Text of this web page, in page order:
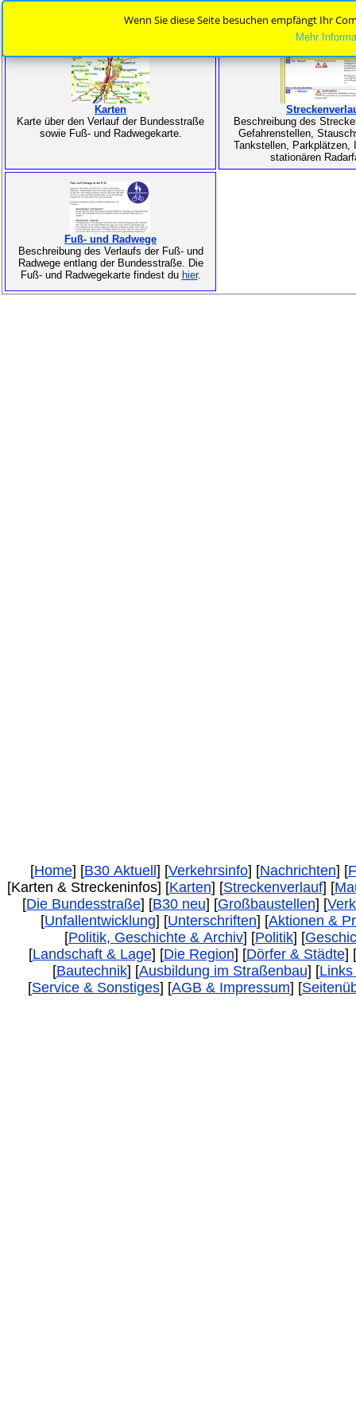
Karten
Karte über den Verlauf der Bundesstraße
sowie Fuß- und Radwegekarte.
Beschreibung des
Gefahrenstellen,
Tankstellen, Parkplätzen,
stationären
Fuß- und Radwege
Beschreibung des Verlaufs der Fuß- und
Radwege entlang der Bundesstraße. Die
Fuß- und Radwegekarte findest du hier.
[Home] [B30 Aktuell ] [Verkehrsinfo] [Nachrichten] [
[Karten & Streckeninfos] [Karten] [Streckenverlauf] [
[Die Bundesstraße] [B30 neu] [Großbaustellen] [
[Unfallentwicklung] [Unterschriften] [Aktionen &
[Politik, Geschichte & Archiv] [Politik] [
[Landschaft & Lage] [Die Region] [Dörfer & Städte] [
[Bautechnik] [Ausbildung im Straßenbau] [Links
[Service & Sonstiges] [AGB & Impressum] [
Wenn Sie diese Seite besuchen empfängt Ihr
Mehr